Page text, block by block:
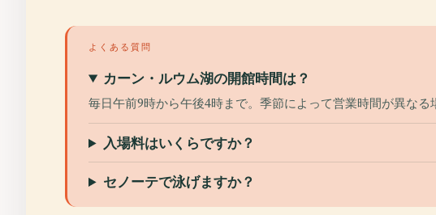
よくある質問
カーン・ルウム湖の開館時間は？
毎日午前9時から午後4時まで。季節によって営業時間が異なる
入場料はいくらですか？
セノーテで泳げますか？